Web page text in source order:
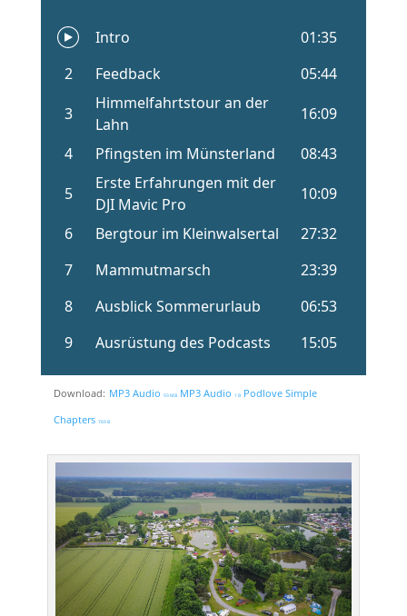
Download: MP3 Audio 93 MB MP3 Audio 1 B Podlove Simple
Chapters 769 B